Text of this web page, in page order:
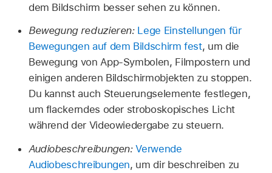
dem Bildschirm besser sehen zu können.
Bewegung reduzieren: Lege Einstellungen für
Bewegungen auf dem Bildschirm fest, um die
Bewegung von App-Symbolen, Filmpostern und
einigen anderen Bildschirmobjekten zu stoppen.
Du kannst auch Steuerungselemente festlegen,
um flackerndes oder stroboskopisches Licht
während der Videowiedergabe zu steuern.
Audiobeschreibungen:Verwende
Audiobeschreibungen, um dir beschreiben zu